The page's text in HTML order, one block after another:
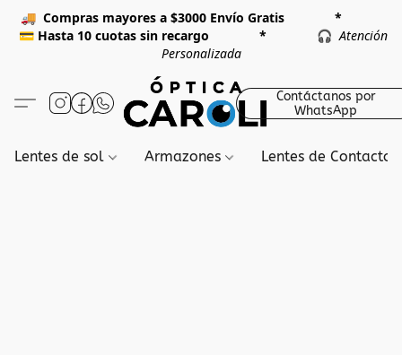
🚚 Compras mayores a $3000 Envío Gratis *
💳 Hasta 10 cuotas sin recargo * 🎧Atención
Personalizada
Contáctanos por
WhatsApp
Lentes de sol Armazones Lentes de Contacto